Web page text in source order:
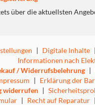
über die aktuellsten
| Digitale Inhalte |
Informationen nach
/ Widerrufsbelehrung |
| Erklärung der
widerrufen |
| Recht auf Reparatur |